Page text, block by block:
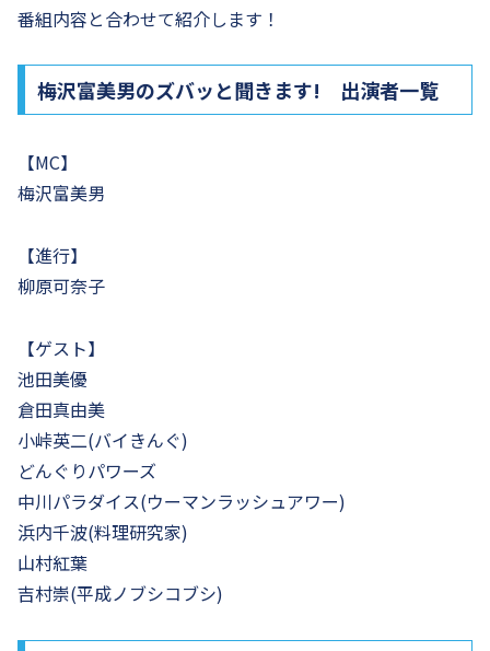
番組内容と合わせて紹介します！
梅沢富美男のズバッと聞きます! 出演者一覧
【MC】
梅沢富美男
【進行】
柳原可奈子
【ゲスト】
池田美優
倉田真由美
小峠英二(バイきんぐ)
どんぐりパワーズ
中川パラダイス(ウーマンラッシュアワー)
浜内千波(料理研究家)
山村紅葉
吉村崇(平成ノブシコブシ)